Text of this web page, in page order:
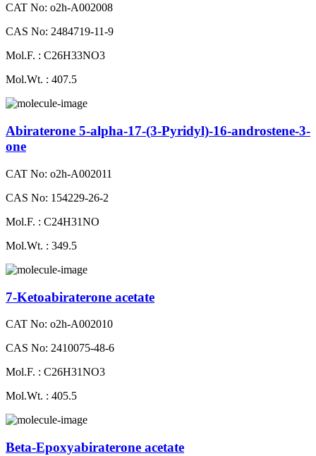
CAT No: o2h-A002008
CAS No: 2484719-11-9
Mol.F. : C26H33NO3
Mol.Wt. : 407.5
Abiraterone 5-alpha-17-(3-Pyridyl)-16-androstene-3-
one
CAT No: o2h-A002011
CAS No: 154229-26-2
Mol.F. : C24H31NO
Mol.Wt. : 349.5
7-Ketoabiraterone acetate
CAT No: o2h-A002010
CAS No: 2410075-48-6
Mol.F. : C26H31NO3
Mol.Wt. : 405.5
Beta-Epoxyabiraterone acetate